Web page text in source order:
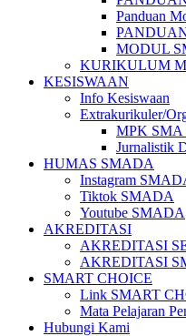
Panduan
MODUL
KURIKULUM
KESISWAAN
Info Kesiswaan
Extrakurikuler/
MPK SMA
Jurnalistik
HUMAS SMADA
Instagram
Tiktok SMADA
Youtube SMADA
AKREDITASI
AKREDITASI
AKREDITASI
SMART CHOICE
Link SMART
Mata Pelajaran
Hubungi Kami